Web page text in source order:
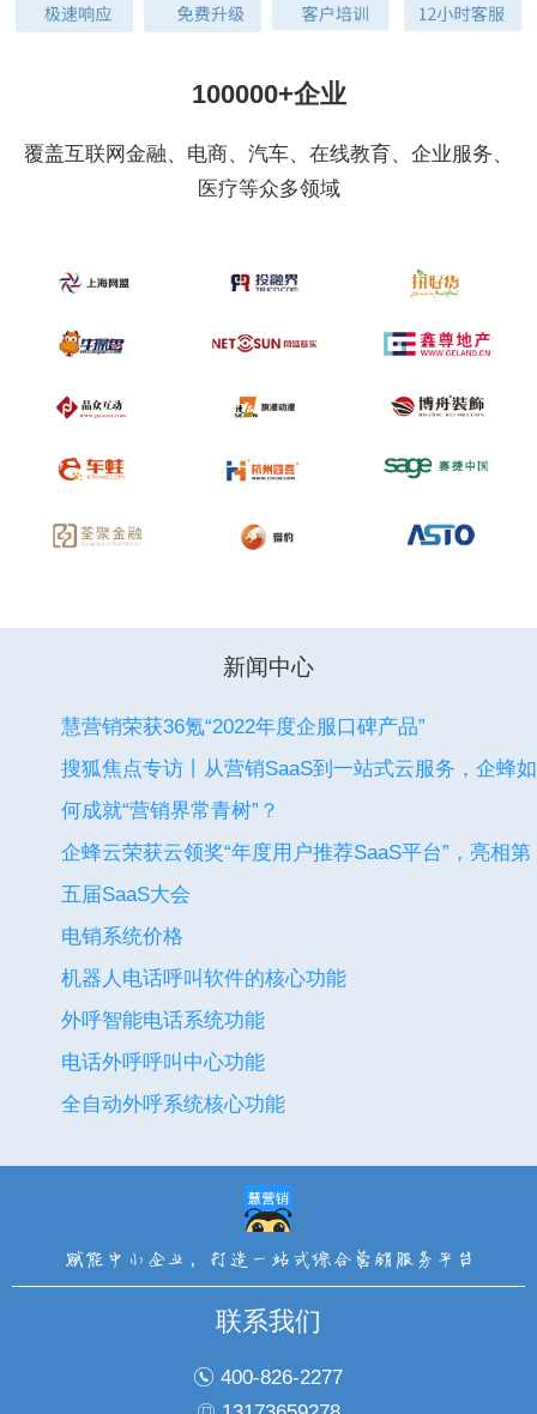
100000+企业
覆盖互联网金融、电商、汽车、在线教育、企业服务、
医疗等众多领域
新闻中心
慧营销荣获36氪“2022年度企服口碑产品”
搜狐焦点专访丨从营销SaaS到一站式云服务，企蜂如
何成就“营销界常青树”？
企蜂云荣获云领奖“年度用户推荐SaaS平台”，亮相第
五届SaaS大会
电销系统价格
机器人电话呼叫软件的核心功能
外呼智能电话系统功能
电话外呼呼叫中心功能
全自动外呼系统核心功能
联系我们
400-826-2277